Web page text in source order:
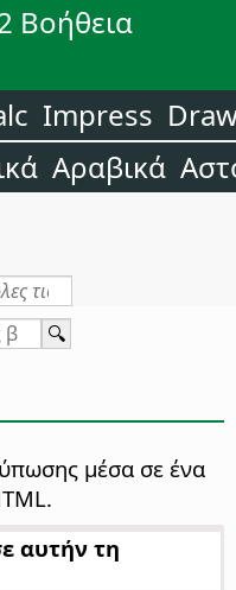
Βοήθεια
Impress
Αραβικά
μέσα σε ένα
αυτήν τη